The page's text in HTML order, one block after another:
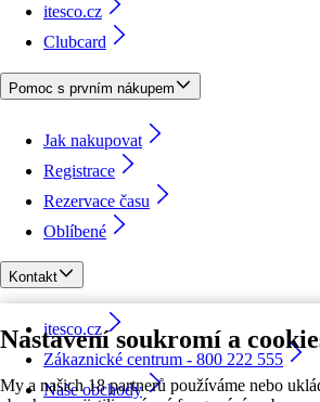
Nastavení soukromí a
My a našich 18 partnerů používáme nebo
itesco.cz
Clubcard
Pomoc s prvním nákupem
Jak nakupovat
Registrace
Rezervace času
Oblíbené
Kontakt
itesco.cz
Zákaznické centrum - 800 222 555
Naše obchody